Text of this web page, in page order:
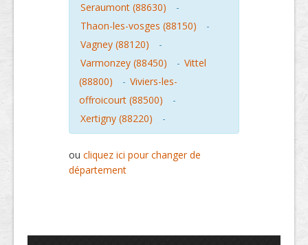
Seraumont (88630)
-
Thaon-les-vosges (88150)
-
Vagney (88120)
-
Varmonzey (88450)
- Vittel
(88800)
- Viviers-les-
offroicourt (88500)
-
Xertigny (88220)
-
ou cliquez ici pour changer de
département